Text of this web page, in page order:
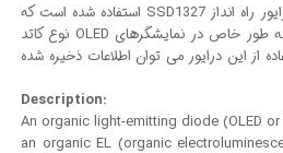
جهت راه اندازی این ماژول از درایور راه انداز SSD1327 استفاده شده است که
شامل 128 سگمنت می باشد و به طور خاص در نمایشگرهای OLED نوع کاتد
از این درایور می توان اطلاعات ذخیره شده
Description:
An organic light-emitting diode (OLED
an organic EL (organic